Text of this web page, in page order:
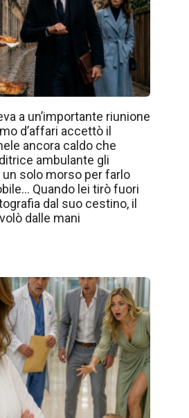
a un’importante riunione
d’affari accettò il
ancora caldo che
ambulante gli
un solo morso per farlo
Quando lei tirò fuori
dal suo cestino, il
dalle mani